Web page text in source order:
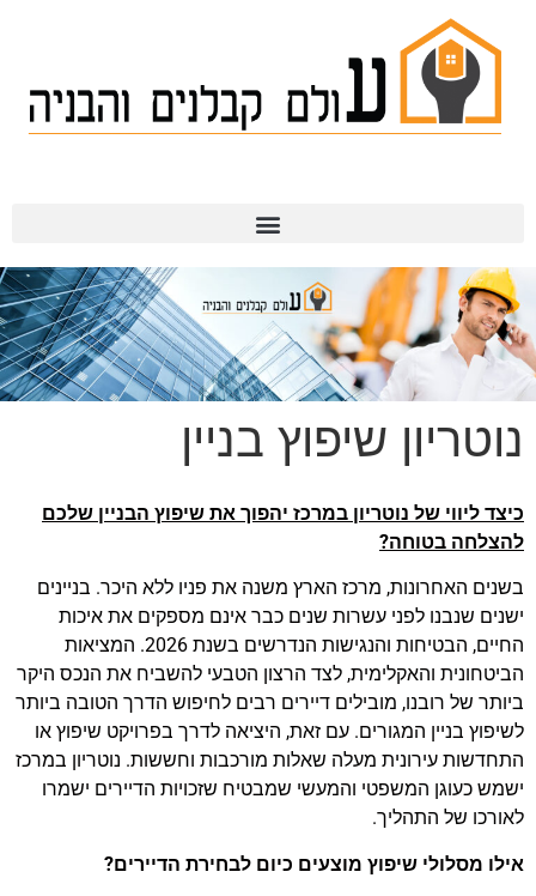
נוטריון שיפוץ בניין
כיצד ליווי של נוטריון במרכז יהפוך את שיפוץ הבניין שלכם
להצלחה בטוחה?
בשנים האחרונות, מרכז הארץ משנה את פניו ללא היכר. בניינים
ישנים שנבנו לפני עשרות שנים כבר אינם מספקים את איכות
החיים, הבטיחות והנגישות הנדרשים בשנת 2026. המציאות
הביטחונית והאקלימית, לצד הרצון הטבעי להשביח את הנכס היקר
ביותר של רובנו, מובילים דיירים רבים לחיפוש הדרך הטובה ביותר
לשיפוץ בניין המגורים. עם זאת, היציאה לדרך בפרויקט שיפוץ או
התחדשות עירונית מעלה שאלות מורכבות וחששות. נוטריון במרכז
ישמש כעוגן המשפטי והמעשי שמבטיח שזכויות הדיירים ישמרו
לאורכו של התהליך.
אילו מסלולי שיפוץ מוצעים כיום לבחירת הדיירים?